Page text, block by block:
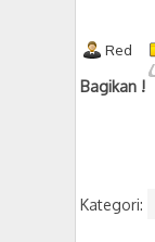
Red
Bagikan !
Kategori: